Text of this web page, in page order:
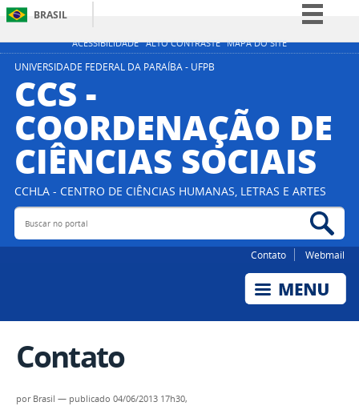
ACESSIBILIDADE ALTO CONTRASTE MAPA DO SITE
BRASIL
Simplifique!
Acesso à informação
Legislação
Canais
UNIVERSIDADE FEDERAL DA PARAÍBA - UFPB
CCS -
COORDENAÇÃO DE
CIÊNCIAS SOCIAIS
CCHLA - CENTRO DE CIÊNCIAS HUMANAS, LETRAS E ARTES
Buscar no portal
Contato Webmail
Contato
por Brasil — publicado 04/06/2013 17h30,